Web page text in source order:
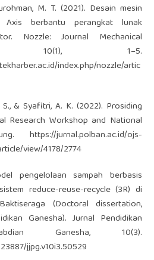
M. T. (2021). Desain mesin
berbantu perangkat lunak
Nozzle: Journal Mechanical
10(1), 1–5.
index.php/nozzle/artic
& Syafitri, A. K. (2022). Prosiding
Research Workshop and National
https://jurnal.polban.ac.id/ojs-
view/4178/2774
pengelolaan sampah berbasis
reduce-reuse-recycle (3R) di
(Doctoral dissertation,
Ganesha). Jurnal Pendidikan
Ganesha, 10(3).
jjpg.v10i3.50529